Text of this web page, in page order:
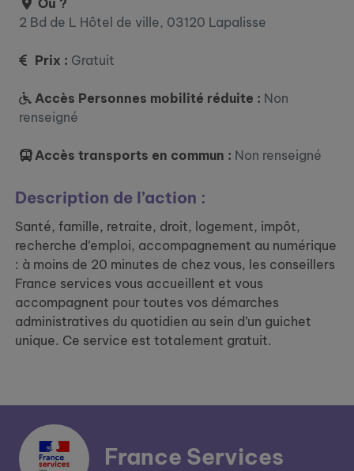
2 Bd de L Hôtel de ville, 03120 Lapalisse
Prix : Gratuit
Accès Personnes mobilité réduite : Non
renseigné
Accès transports en commun : Non renseigné
Description de l’action :
Santé, famille, retraite, droit, logement, impôt,
recherche d’emploi, accompagnement au numérique
: à moins de 20 minutes de chez vous, les conseillers
France services vous accueillent et vous
accompagnent pour toutes vos démarches
administratives du quotidien au sein d’un guichet
unique. Ce service est totalement gratuit.
France Services